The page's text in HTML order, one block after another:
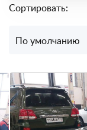
Сортировать:
По умолчанию